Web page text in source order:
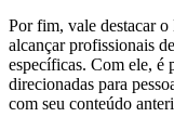
Por fim, vale destacar
alcançar profissionais
específicas. Com ele, é
direcionadas para
com seu conteúdo